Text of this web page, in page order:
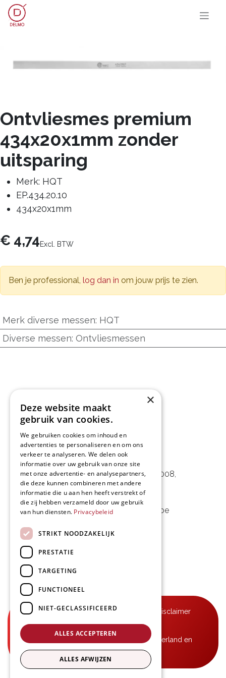
OVERSLAAN NAAR INHOUD
Ontvliesmes premium
434x20x1mm zonder
uitsparing
Merk: HQT
EP.434.20.10
434x20x1mm
€ 4,74Excl. BTW
Ben je professional, log dan in om jouw prijs te zien.
Merk diverse messen: HQT
Diverse messen: Ontvliesmessen
L&D Foodpartner BV
Noorwegenstraat 29D, Haven 8008,
9940 Evergem, BE
09 253 49 57-mail@delmo.be
© Delmo 2026-Privacyverklaring
Disclaimer
-Algemene voorwaarden
B2B-leveringen in België, Frankrijk, Nederland en
×
Deze website maakt
gebruik van cookies.
We gebruiken cookies om inhoud en
advertenties te personaliseren en om ons
verkeer te analyseren. We delen ook
informatie over uw gebruik van onze site
met onze advertentie- en analysepartners,
die deze kunnen combineren met andere
informatie die u aan hen heeft verstrekt of
die zij hebben verzameld door uw gebruik
van hun diensten. Privacybeleid
STRIKT NOODZAKELIJK
PRESTATIE
TARGETING
FUNCTIONEEL
NIET-GECLASSIFICEERD
ALLES ACCEPTEREN
ALLES AFWIJZEN